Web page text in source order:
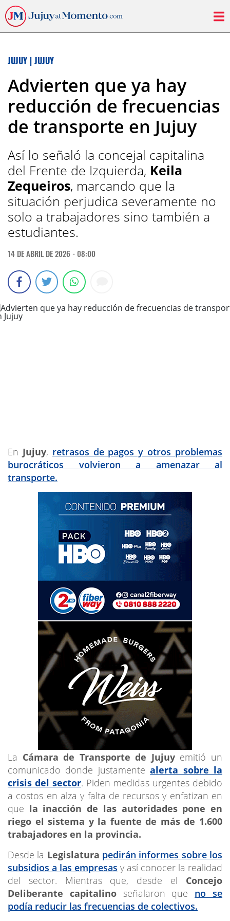
JUJUY | JUJUY
Advierten que ya hay
reducción de frecuencias
de transporte en Jujuy
Así lo señaló la concejal capitalina
del Frente de Izquierda, Keila
Zequeiros, marcando que la
situación perjudica severamente no
solo a trabajadores sino también a
estudiantes.
14 DE ABRIL DE 2026 - 08:00
En Jujuy, retrasos de pagos y otros problemas
burocráticos volvieron a amenazar al
transporte.
La Cámara de Transporte de Jujuyemitió un
comunicado donde justamentealerta sobre la
crisis del sector. Piden medidas urgentes debido
a costos en alza y falta de recursos y enfatizan en
que la inacción de las autoridades pone en
riego el sistema y la fuente de más de 1.600
trabajadores en la provincia.
Desde la Legislatura pedirán informes sobre los
subsidios a las empresas y así conocer la realidad
del sector. Mientras que, desde el Concejo
Deliberante capitalinoseñalaron que no se
podía reducir las frecuencias de colectivos.